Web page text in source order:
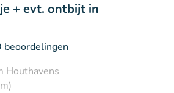
+ evt. ontbijt in
beoordelingen
Houthavens